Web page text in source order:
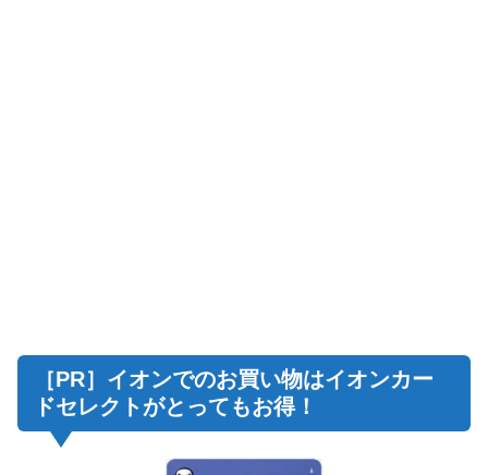
［PR］イオンでのお買い物はイオンカー
ドセレクトがとってもお得！